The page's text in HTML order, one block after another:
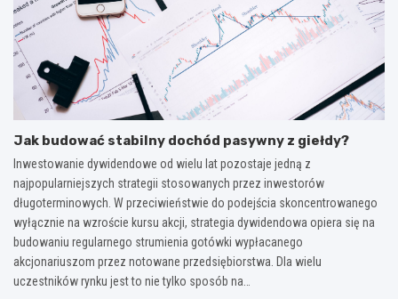
Jak budować stabilny dochód pasywny z giełdy?
Inwestowanie dywidendowe od wielu lat pozostaje jedną z
najpopularniejszych strategii stosowanych przez inwestorów
długoterminowych. W przeciwieństwie do podejścia skoncentrowanego
wyłącznie na wzroście kursu akcji, strategia dywidendowa opiera się na
budowaniu regularnego strumienia gotówki wypłacanego
akcjonariuszom przez notowane przedsiębiorstwa. Dla wielu
uczestników rynku jest to nie tylko sposób na…